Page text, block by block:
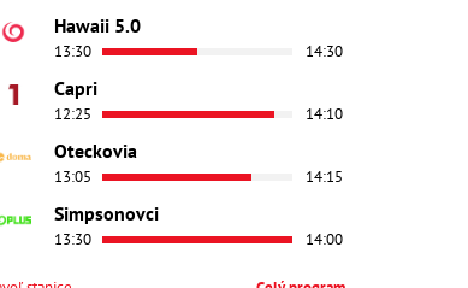
Hawaii 5.0
13:30 14:30
Capri
12:25 14:10
Oteckovia
13:05 14:15
Simpsonovci
13:30 14:00